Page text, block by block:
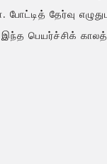
தேர்வு
பெயர்ச்சிக்